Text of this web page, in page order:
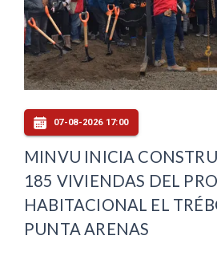
07-08-2026 17:00
MINVU INICIA
185 VIVIENDAS DEL
HABITACIONAL EL
PUNTA ARENAS